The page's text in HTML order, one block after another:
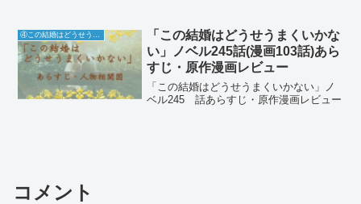
「この結婚はどうせうまくいかな
い」ノベル245話(漫画103話)あら
すじ・原作漫画レビュー
「この結婚はどうせうまくいかない」ノ
ベル245 話あらすじ・原作漫画レビュー
コメント